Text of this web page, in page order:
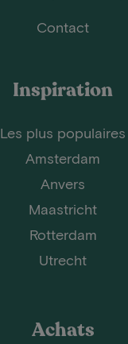
Contact
Inspiration
Les plus populaires
Amsterdam
Anvers
Maastricht
Rotterdam
Utrecht
Achats